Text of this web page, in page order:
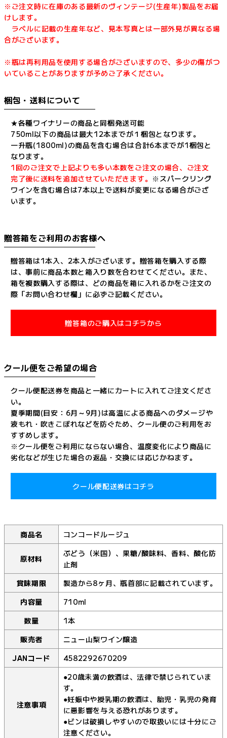
※ご注文時に在庫のある最新のヴィンテージ(生産年)製品をお届
けします。
ラベルに記載の生産年など、見本写真とは一部外見が異なる場
合がございます。
※瓶は再利用品を使用する場合がございますので、多少の傷がつ
いていることがありますが予めご了承ください。
梱包・送料について
★各種ワイナリーの商品と同梱発送可能
750ml以下の商品は最大12本までが１梱包となります。
一升瓶(1800ml)の商品を含む場合は合計6本までが1梱包と
なります。
1回のご注文で上記よりも多い本数をご注文の場合、ご注文
完了後に送料を追加させていただきます。 ※スパークリング
ワインを含む場合は7本以上で送料が変更になる場合がござ
います。
贈答箱をご利用のお客様へ
贈答箱は1本入、2本入がございます。贈答箱を購入する際
は、事前に商品本数と箱入り数を合わせてください。また、
箱を複数購入する際は、どの商品を箱に入れるかをご注文の
際「お問い合わせ欄」に必ずご記載ください。
贈答箱のご購入はコチラから
クール便をご希望の場合
クール便配送券を商品と一緒にカートに入れてご注文くださ
い。
夏季期間(目安：6月～9月)は高温による商品へのダメージや
液もれ・吹きこぼれなどを防ぐため、クール便のご利用をお
すすめします。
※クール便をご利用にならない場合、温度変化により商品に
劣化などが生じた場合の返品・交換には応じかねます。
クール便配送券はコチラ
商品名 コンコードルージュ
原材料
ぶどう（米国）、果糖/酸味料、香料、酸化防
止剤
賞味期限
製造から8ヶ月、瓶首部に記載されています。
内容量
710ml
数量
1本
販売者
ニュー山梨ワイン醸造
JANコード
4582292670209
注意事項
●20歳未満の飲酒は、法律で禁じられていま
す。
●妊娠中や授乳期の飲酒は、胎児・乳児の発育
に悪影響を与える恐れがあります。
●ビンは破損しやすいので取扱いには十分にご
注意ください。